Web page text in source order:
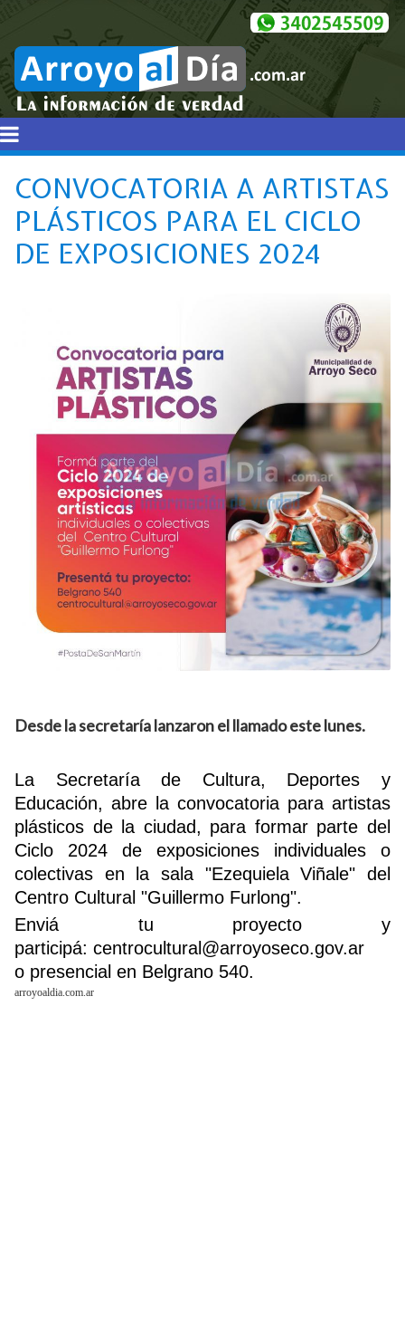
CONVOCATORIA A ARTISTAS
PLÁSTICOS PARA EL CICLO
DE EXPOSICIONES 2024
Desde la secretaría lanzaron el llamado este lunes.
La Secretaría de Cultura, Deportes y
Educación, abre la convocatoria para artistas
plásticos de la ciudad, para formar parte del
Ciclo 2024 de exposiciones individuales o
colectivas en la sala "Ezequiela Viñale" del
Centro Cultural "Guillermo Furlong".
Enviá tu proyecto y
participá: centrocultural@arroyoseco.gov.ar
o presencial en Belgrano 540.
arroyoaldia.com.ar
Buscador